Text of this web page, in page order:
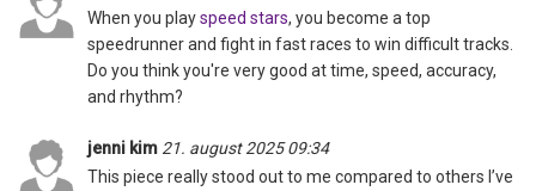
When you playspeed stars, you become a top
speedrunner and fight in fast races to win difficult tracks.
Do you think you're very good at time, speed, accuracy,
and rhythm?
jenni kim 21. august 2025 09:34
This piece really stood out to me compared to others I’ve